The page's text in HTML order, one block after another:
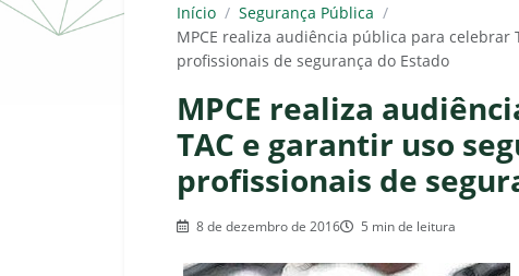
Início / Segurança Pública /
MPCE realiza audiência pública para
profissionais de segurança do Estado
MPCE realiza
TAC e garantir uso
profissionais de
8 de dezembro de 2016 5 min de leitura